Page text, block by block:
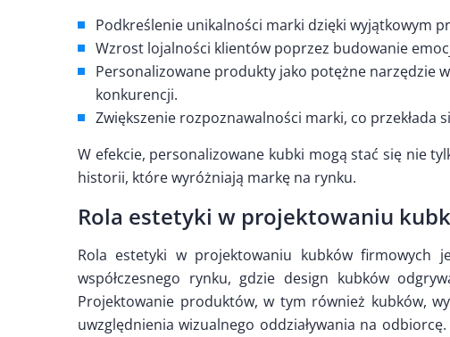
Podkreślenie unikalności marki dzięki wyjątkowym
Wzrost lojalności klientów poprzez budowanie
Personalizowane produkty jako potężne narzędzie
konkurencji.
Zwiększenie rozpoznawalności marki, co przekłada
W efekcie, personalizowane kubki mogą stać się nie
historii, które wyróżniają markę na rynku.
Rola estetyki w projektowaniu
Rola estetyki w projektowaniu kubków firmowych
współczesnego rynku, gdzie design kubków
Projektowanie produktów, w tym również kubków,
uwzględnienia wizualnego oddziaływania na